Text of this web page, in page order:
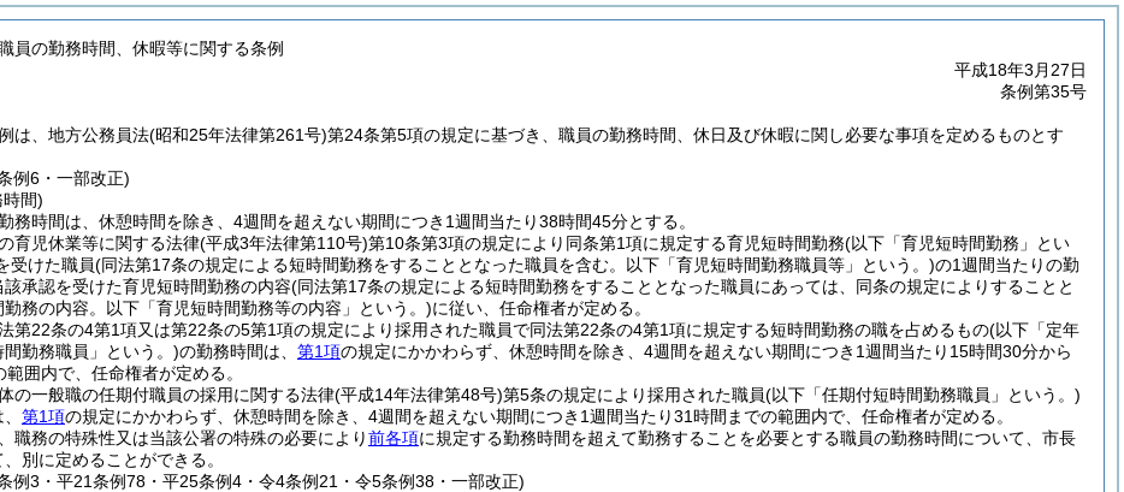
員の勤務時間、休暇等に関する条例
平成18年3月27日
条例第35号
は、地方公務員法(昭和25年法律第261号)第24条第5項の規定に基づき、職員の勤務時間、休日及び休暇に関し必要な事項を定めるものとす
例6・一部改正)
間)
務時間は、休憩時間を除き、4週間を超えない期間につき1週間当たり38時間45分とする。
育児休業等に関する法律(平成3年法律第110号)第10条第3項の規定により同条第1項に規定する育児短時間勤務(以下「育児短時間勤務」とい
受けた職員(同法第17条の規定による短時間勤務をすることとなった職員を含む。以下「育児短時間勤務職員等」という。)の1週間当たりの勤
承認を受けた育児短時間勤務の内容(同法第17条の規定による短時間勤務をすることとなった職員にあっては、同条の規定によりすることと
勤務の内容。以下「育児短時間勤務等の内容」という。)に従い、任命権者が定める。
第22条の4第1項又は第22条の5第1項の規定により採用された職員で同法第22条の4第1項に規定する短時間勤務の職を占めるもの(以下「定年
勤務職員」という。)の勤務時間は、 第1項の規定にかかわらず、休憩時間を除き、4週間を超えない期間につき1週間当たり15時間30分から
囲内で、任命権者が定める。
の一般職の任期付職員の採用に関する法律(平成14年法律第48号)第5条の規定により採用された職員(以下「任期付短時間勤務職員」という。)
第1項の規定にかかわらず、休憩時間を除き、4週間を超えない期間につき1週間当たり31時間までの範囲内で、任命権者が定める。
職務の特殊性又は当該公署の特殊の必要により前各項に規定する勤務時間を超えて勤務することを必要とする職員の勤務時間について、市長
別に定めることができる。
例3・平21条例78・平25条例4・令4条例21・令5条例38・一部改正)